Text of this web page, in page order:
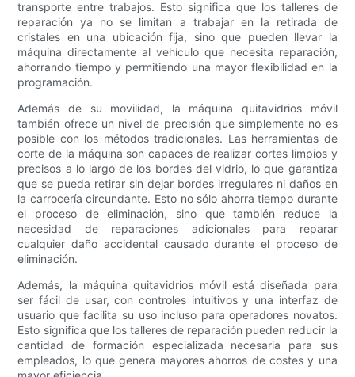
transporte entre trabajos. Esto significa que los talleres de
reparación ya no se limitan a trabajar en la retirada de
cristales en una ubicación fija, sino que pueden llevar la
máquina directamente al vehículo que necesita reparación,
ahorrando tiempo y permitiendo una mayor flexibilidad en la
programación.
Además de su movilidad, la máquina quitavidrios móvil
también ofrece un nivel de precisión que simplemente no es
posible con los métodos tradicionales. Las herramientas de
corte de la máquina son capaces de realizar cortes limpios y
precisos a lo largo de los bordes del vidrio, lo que garantiza
que se pueda retirar sin dejar bordes irregulares ni daños en
la carrocería circundante. Esto no sólo ahorra tiempo durante
el proceso de eliminación, sino que también reduce la
necesidad de reparaciones adicionales para reparar
cualquier daño accidental causado durante el proceso de
eliminación.
Además, la máquina quitavidrios móvil está diseñada para
ser fácil de usar, con controles intuitivos y una interfaz de
usuario que facilita su uso incluso para operadores novatos.
Esto significa que los talleres de reparación pueden reducir la
cantidad de formación especializada necesaria para sus
empleados, lo que genera mayores ahorros de costes y una